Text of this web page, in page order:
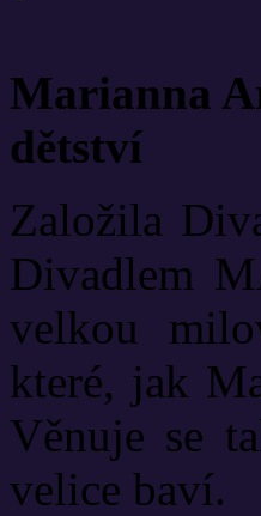
Marianna
dětství
Založila
Divadlem
velkou
které, jak
Věnuje se
velice baví.